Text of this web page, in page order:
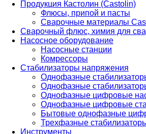
Продукция Кастолин (Castolin)
Флюсы, припой и пасты
Сварочные материалы
Сварочный флюс, химия для
Насосное оборудование
Насосные станции
Комрессоры
Стабилизаторы напряжения
Однофазные
Однофазные
Однофазные цифровые
Однофазные цифровые
Бытовые однофазные
Трехфазные
Инструменты